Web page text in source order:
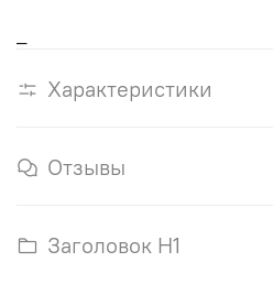
Характеристики
Отзывы
Заголовок H1